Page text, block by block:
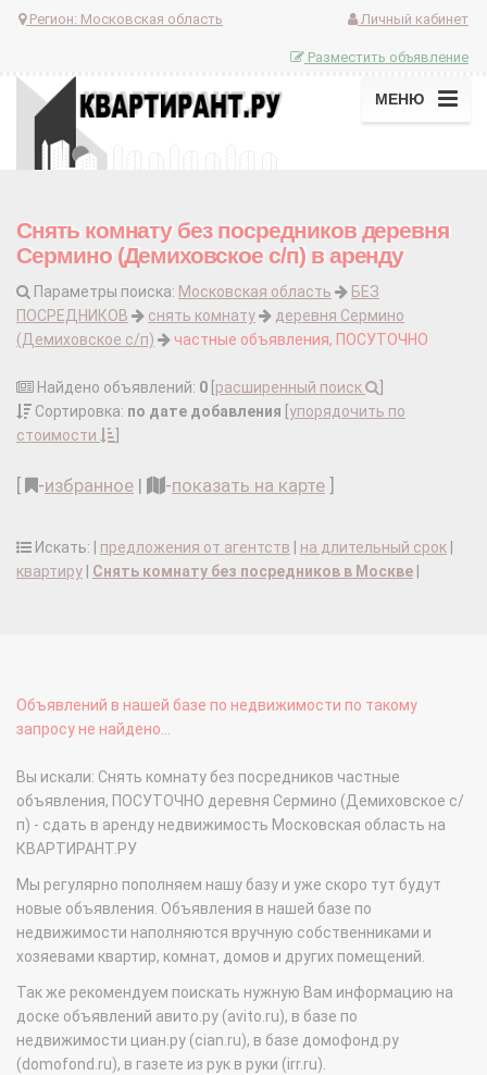
Регион: Московская область Личный кабинет
Разместить объявление
МЕНЮ
Снять комнату без посредников деревня
Сермино (Демиховское с/п) в аренду
Параметры поиска: Московская область
БЕЗ
ПОСРЕДНИКОВ
снять комнату
деревня Сермино
(Демиховское с/п)
частные объявления, ПОСУТОЧНО
Найдено объявлений: 0 расширенный поиск
Сортировка: по дате добавления упорядочить по
стоимости
-избранное | -показать на карте
Искать: | предложения от агентств на длительный срок
квартиру
Снять комнату без посредников в Москве
Объявлений в нашей базе по недвижимости по такому
запросу не найдено...
Вы искали: Снять комнату без посредников частные
объявления, ПОСУТОЧНО деревня Сермино (Демиховское с/
п) - сдать в аренду недвижимость Московская область на
КВАРТИРАНТ.РУ
Мы регулярно пополняем нашу базу и уже скоро тут будут
новые объявления. Объявления в нашей базе по
недвижимости наполняются вручную собственниками и
хозяевами квартир, комнат, домов и других помещений.
Так же рекомендуем поискать нужную Вам информацию на
доске объявлений авито.ру (avito.ru), в базе по
недвижимости циан.ру (cian.ru), в базе домофонд.ру
(domofond.ru), в газете из рук в руки (irr.ru).